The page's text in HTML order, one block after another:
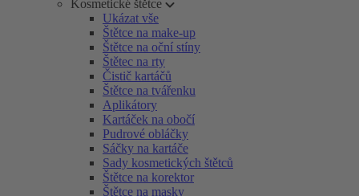
Kosmetické štětce
Ukázat vše
Štětce na make-up
Štětce na oční stíny
Štětec na rty
Čistič kartáčů
Štětce na tvářenku
Aplikátory
Kartáček na obočí
Pudrové obláčky
Sáčky na kartáče
Sady kosmetických štětců
Štětce na korektor
Štětce na masky